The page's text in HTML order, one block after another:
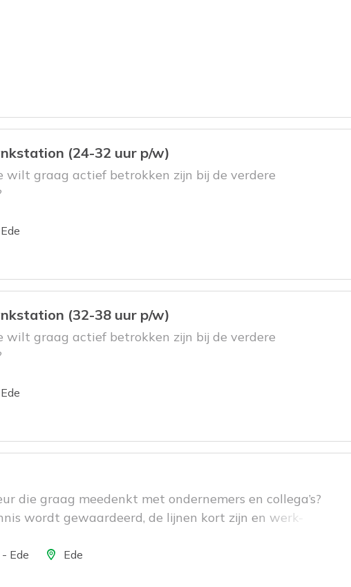
(24-32 uur p/w)
wilt graag actief betrokken zijn bij de verdere
Ede
(32-38 uur p/w)
wilt graag actief betrokken zijn bij de verdere
Ede
die graag meedenkt met ondernemers en collega’s?
wordt gewaardeerd, de lijnen kort zijn en werk-
Ede LocatieEde